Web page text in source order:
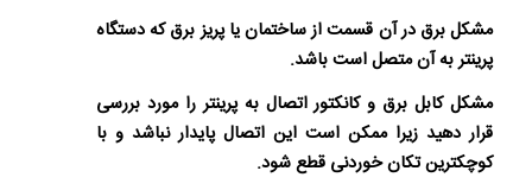
مشکل برق در آن قسمت از ساختمان یا پریز برق که دستگاه
پرینتر به آن متصل است باشد.
مشکل کابل برق و کانکتور اتصال به پرینتر را مورد بررسی
قرار دهید زیرا ممکن است این اتصال پایدار نباشد و با
کوچکترین تکان خوردنی قطع شود.